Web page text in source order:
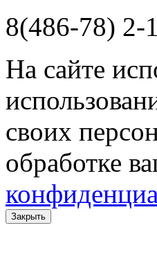
8(486-78) 2-
На сайте
своих
обработке
Закрыть